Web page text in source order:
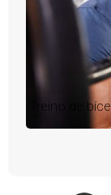
Treino de